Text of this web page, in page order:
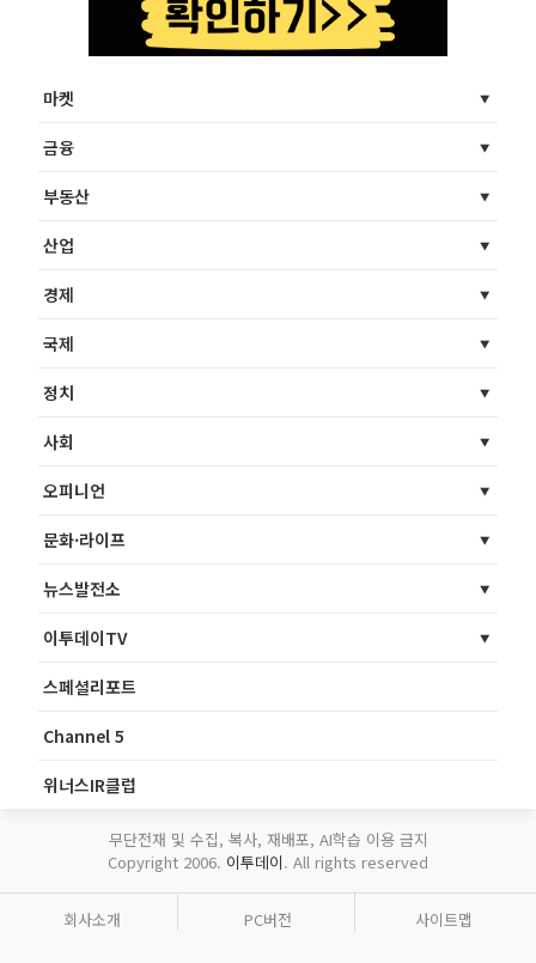
마켓
금융
부동산
산업
경제
국제
정치
사회
오피니언
문화·라이프
뉴스발전소
이투데이TV
스페셜리포트
Channel 5
위너스IR클럽
무단전재 및 수집, 복사, 재배포, AI학습 이용 금지
Copyright 2006. 이투데이. All rights reserved
회사소개 PC버전 사이트맵